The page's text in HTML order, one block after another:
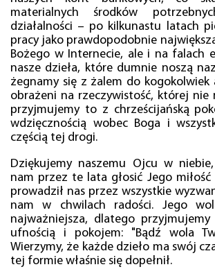
materialnych środków
działalności – po kilkunastu latach
pracy jako prawdopodobnie
Bożego w Internecie, ale i na falach
nasze dzieła, które dumnie noszą
żegnamy się z żalem do kogokolwiek
obrażeni na rzeczywistość, której nie
przyjmujemy to z chrześcijańską
wdzięcznością wobec Boga i
częścią tej drogi.
Dziękujemy naszemu Ojcu w
nam przez te lata głosić Jego miłość
prowadził nas przez wszystkie
nam w chwilach radości. Jego
najważniejsza, dlatego
ufnością i pokojem: "Bądź wola
Wierzymy, że każde dzieło ma swój
tej formie właśnie się dopełnił.